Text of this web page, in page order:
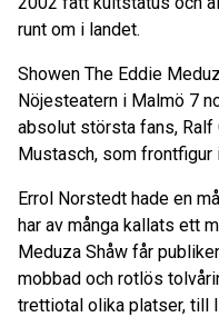
runt om i landet.
Showen The Eddie
Nöjesteatern i Malmö 7
absolut största fans, Ralf
Mustasch, som frontfigur
Errol Norstedt hade en
har av många kallats ett
Meduza Shåw får
mobbad och rotlös
trettiotal olika platser, till